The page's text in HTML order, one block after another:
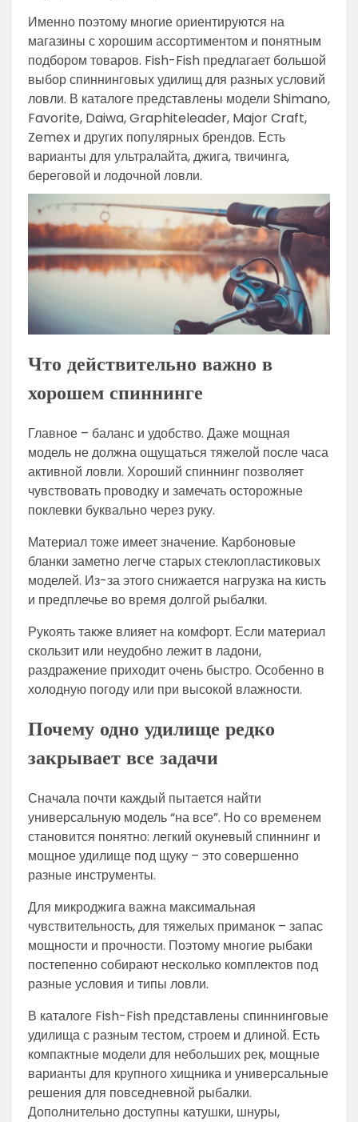
Именно поэтому многие ориентируются на
магазины с хорошим ассортиментом и понятным
подбором товаров. Fish-Fish предлагает большой
выбор спиннинговых удилищ для разных условий
ловли. В каталоге представлены модели Shimano,
Favorite, Daiwa, Graphiteleader, Major Craft,
Zemex и других популярных брендов. Есть
варианты для ультралайта, джига, твичинга,
береговой и лодочной ловли.
Что действительно важно в
хорошем спиннинге
Главное – баланс и удобство. Даже мощная
модель не должна ощущаться тяжелой после часа
активной ловли. Хороший спиннинг позволяет
чувствовать проводку и замечать осторожные
поклевки буквально через руку.
Материал тоже имеет значение. Карбоновые
бланки заметно легче старых стеклопластиковых
моделей. Из-за этого снижается нагрузка на кисть
и предплечье во время долгой рыбалки.
Рукоять также влияет на комфорт. Если материал
скользит или неудобно лежит в ладони,
раздражение приходит очень быстро. Особенно в
холодную погоду или при высокой влажности.
Почему одно удилище редко
закрывает все задачи
Сначала почти каждый пытается найти
универсальную модель “на все”. Но со временем
становится понятно: легкий окуневый спиннинг и
мощное удилище под щуку – это совершенно
разные инструменты.
Для микроджига важна максимальная
чувствительность, для тяжелых приманок – запас
мощности и прочности. Поэтому многие рыбаки
постепенно собирают несколько комплектов под
разные условия и типы ловли.
В каталоге Fish-Fish представлены спиннинговые
удилища с разным тестом, строем и длиной. Есть
компактные модели для небольших рек, мощные
варианты для крупного хищника и универсальные
решения для повседневной рыбалки.
Дополнительно доступны катушки, шнуры,